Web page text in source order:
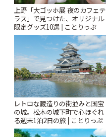
上野「大ゴッホ展 夜のカフェテ
ラス」で見つけた、オリジナル
限定グッズ10選 | ことりっぷ
レトロな蔵造りの街並みと国宝
の城。松本の城下町で心ほぐれ
る週末1泊2日の旅 | ことりっぷ